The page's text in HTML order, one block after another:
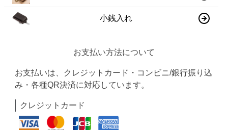
小銭入れ
お支払い方法について
お支払いは、クレジットカード・コンビニ/銀行振り込
み・各種QR決済に対応しています。
クレジットカード